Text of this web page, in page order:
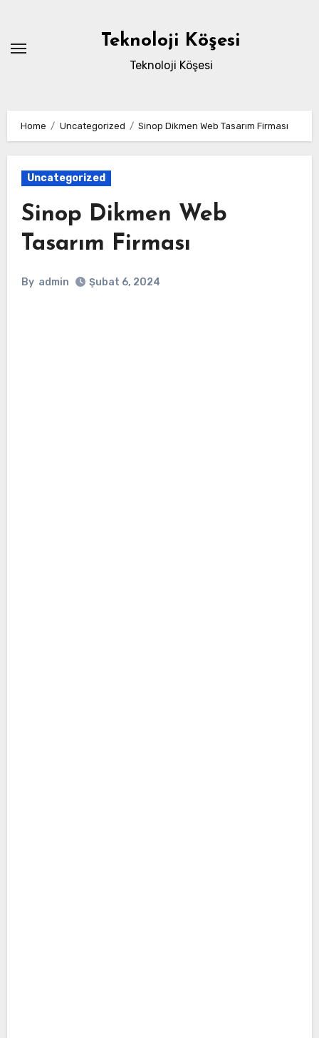
content
Teknoloji Köşesi
Teknoloji Köşesi
Home Uncategorized Sinop Dikmen Web Tasarım Firması
Uncategorized
Sinop Dikmen Web
Tasarım Firması
By admin Şubat 6, 2024